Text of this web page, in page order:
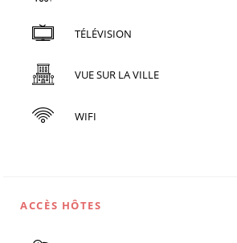
TÉLÉVISION
VUE SUR LA VILLE
WIFI
ACCÈS HÔTES